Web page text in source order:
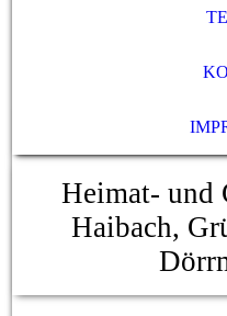
Heimat- und
Haibach,